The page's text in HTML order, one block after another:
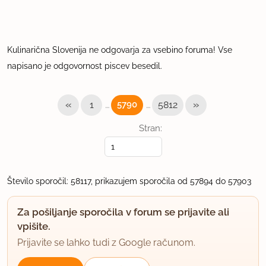
Kulinarična Slovenija ne odgovarja za vsebino foruma! Vse
napisano je odgovornost piscev besedil.
Stran:
« 1 … 5790 … 5812 »
Število sporočil: 58117, prikazujem sporočila od 57894 do 57903
Za pošiljanje sporočila v forum se prijavite ali
vpišite.
Prijavite se lahko tudi z Google računom.